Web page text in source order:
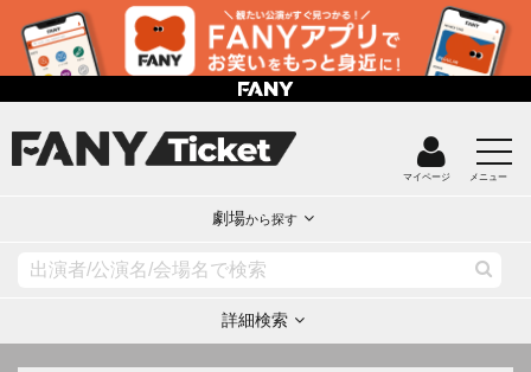
マイページ メニュー
劇場から探す
詳細検索